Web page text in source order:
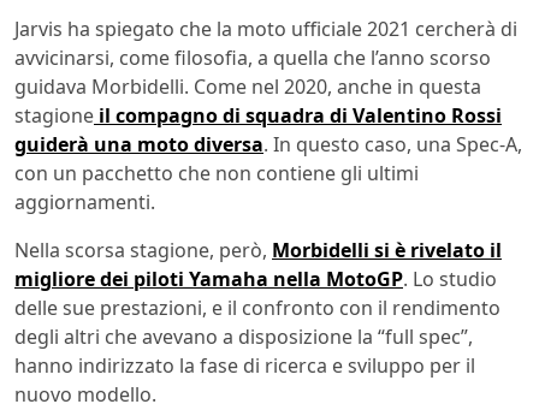
Jarvis ha spiegato che la moto ufficiale 2021 cercherà di
avvicinarsi, come filosofia, a quella che l’anno scorso
guidava Morbidelli. Come nel 2020, anche in questa
stagione il compagno di squadra di Valentino Rossi
guiderà una moto diversa. In questo caso, una Spec-A,
con un pacchetto che non contiene gli ultimi
aggiornamenti.
Nella scorsa stagione, però, Morbidelli si è rivelato il
migliore dei piloti Yamaha nella MotoGP. Lo studio
delle sue prestazioni, e il confronto con il rendimento
degli altri che avevano a disposizione la “full spec”,
hanno indirizzato la fase di ricerca e sviluppo per il
nuovo modello.